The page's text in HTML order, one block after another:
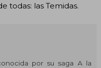
todas: las Temidas.
por su saga A la